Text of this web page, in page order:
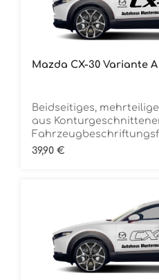
Mazda CX-30 Variante A
Beidseitiges,
aus
ÜbertragungstapeDie
Regulärer Preis:
39,90 €